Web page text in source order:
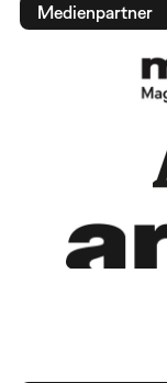
Medienpartner